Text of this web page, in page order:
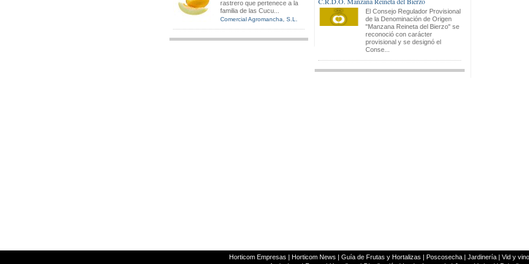
rastrero que pertenece a la
familia de las Cucu...
Comercial Agromancha, S.L.
El Consejo Regulador Provisional
de la Denominación de Origen
"Manzana Reineta del Bierzo" se
reconoció con carácter
provisional y se designó el
Conse...
Horticom Empresas | Horticom News | Guía de Frutas y Hortalizas | Poscosecha | Jardinería | Vid y vino